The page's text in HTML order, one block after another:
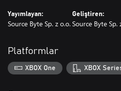
Yayımlayan:
Source Byte Sp. z o.o.
Geliştiren:
Source Byte Sp.
Platformlar
XBOX One XBOX